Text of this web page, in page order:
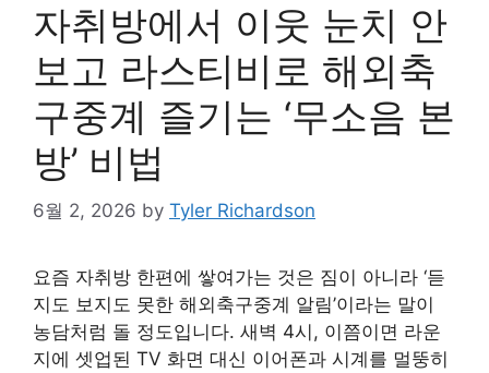
자취방에서 이웃 눈치 안
보고 라스티비로 해외축
구중계 즐기는 ‘무소음 본
방’ 비법
6월 2, 2026 by Tyler Richardson
요즘 자취방 한편에 쌓여가는 것은 짐이 아니라 ‘듣
지도 보지도 못한 해외축구중계 알림’이라는 말이
농담처럼 돌 정도입니다. 새벽 4시, 이쯤이면 라운
지에 셋업된 TV 화면 대신 이어폰과 시계를 멀뚱히